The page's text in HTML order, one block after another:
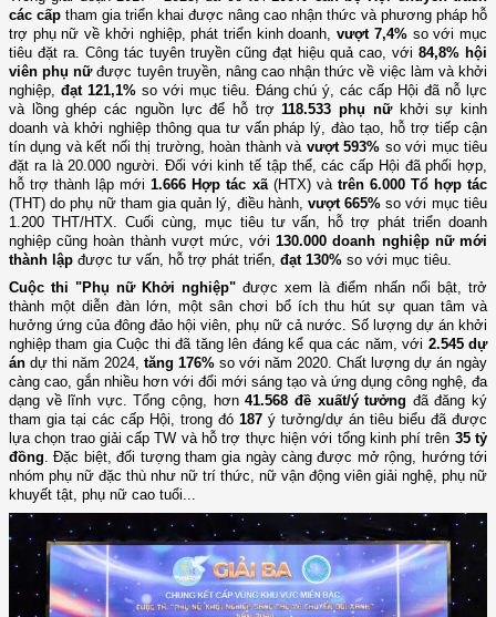
các cấp tham gia triển khai được nâng cao nhận thức và phương pháp hỗ
trợ phụ nữ về khởi nghiệp, phát triển kinh doanh,vượt 7,4%so với mục
tiêu đặt ra. Công tác tuyên truyền cũng đạt hiệu quả cao, với 84,8% hội
viên phụ nữđược tuyên truyền, nâng cao nhận thức về việc làm và khởi
nghiệp, đạt 121,1%so với mục tiêu. Đáng chú ý, các cấp Hội đã nỗ lực
và lồng ghép các nguồn lực để hỗ trợ118.533 phụ nữkhởi sự kinh
doanh và khởi nghiệp thông qua tư vấn pháp lý, đào tạo, hỗ trợ tiếp cận
tín dụng và kết nối thị trường, hoàn thành và vượt 593% so với mục tiêu
đặt ra là 20.000 người. Đối với kinh tế tập thể, các cấp Hội đã phối hợp,
hỗ trợ thành lập mới1.666 Hợp tác xã (HTX) và trên 6.000 Tổ hợp tác
(THT) do phụ nữ tham gia quản lý, điều hành, vượt 665% so với mục tiêu
1.200 THT/HTX. Cuối cùng, mục tiêu tư vấn, hỗ trợ phát triển doanh
nghiệp cũng hoàn thành vượt mức, với130.000 doanh nghiệp nữ mới
thành lập được tư vấn, hỗ trợ phát triển, đạt 130% so với mục tiêu.
Cuộc thi "Phụ nữ Khởi nghiệp" được xem là điểm nhấn nổi bật, trở
thành một diễn đàn lớn, một sân chơi bổ ích thu hút sự quan tâm và
hưởng ứng của đông đảo hội viên, phụ nữ cả nước. Số lượng dự án khởi
nghiệp tham gia Cuộc thi đã tăng lên đáng kể qua các năm, với 2.545 dự
án dự thi năm 2024, tăng 176% so với năm 2020. Chất lượng dự án ngày
càng cao, gắn nhiều hơn với đổi mới sáng tạo và ứng dụng công nghệ, đa
dạng về lĩnh vực. Tổng cộng, hơn41.568 đề xuất/ý tưởng đã đăng ký
tham gia tại các cấp Hội, trong đó 187 ý tưởng/dự án tiêu biểu đã được
lựa chọn trao giải cấp TW và hỗ trợ thực hiện với tổng kinh phí trên 35 tỷ
đồng. Đặc biệt, đối tượng tham gia ngày càng được mở rộng, hướng tới
nhóm phụ nữ đặc thù như nữ trí thức, nữ vận động viên giải nghệ, phụ nữ
khuyết tật, phụ nữ cao tuổi...